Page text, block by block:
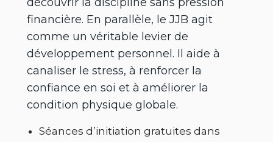
financière. En parallèle, le JJB agit
comme un véritable levier de
développement personnel. Il aide à
canaliser le stress, à renforcer la
confiance en soi et à améliorer la
condition physique globale.
Séances d’initiation gratuites dans